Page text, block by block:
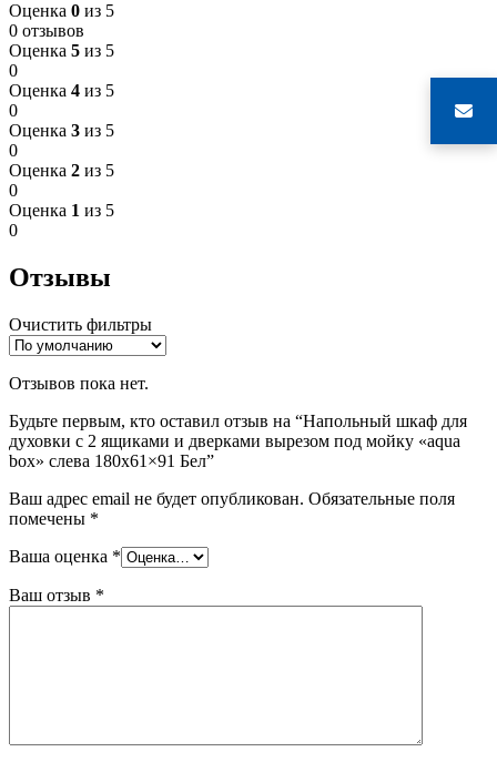
Оценка 0 из 5
0 отзывов
Оценка 5 из 5
0
Оценка 4 из 5
0
Оценка 3 из 5
0
Оценка 2 из 5
0
Оценка 1 из 5
0
Отзывы
Очистить фильтры
Отзывов пока нет.
Будьте первым, кто оставил отзыв на “Напольный шкаф для
духовки с 2 ящиками и дверками вырезом под мойку «aqua
box» слева 180х61×91 Бел”
Ваш адрес email не будет опубликован. Обязательные поля
помечены *
Ваша оценка *
Ваш отзыв *